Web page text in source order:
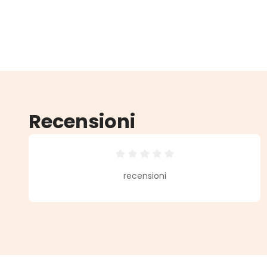
Recensioni
Valutazione media di 0 su 5
recensioni